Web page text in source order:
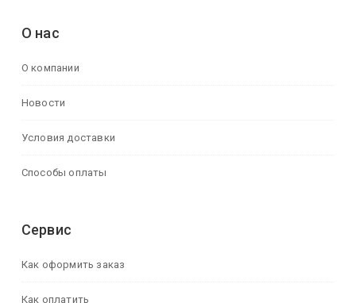
О нас
О компании
Новости
Условия доставки
Способы оплаты
Сервис
Как оформить заказ
Как оплатить